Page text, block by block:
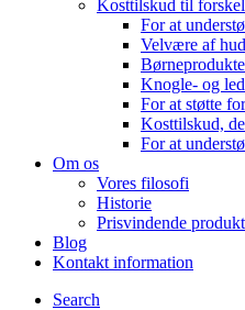
Kosttilskud til
For at
Velvære af
Knogle- og
For at støtte
Kosttilskud,
For at
Om os
Vores filosofi
Historie
Prisvindende
Blog
Kontakt information
Search